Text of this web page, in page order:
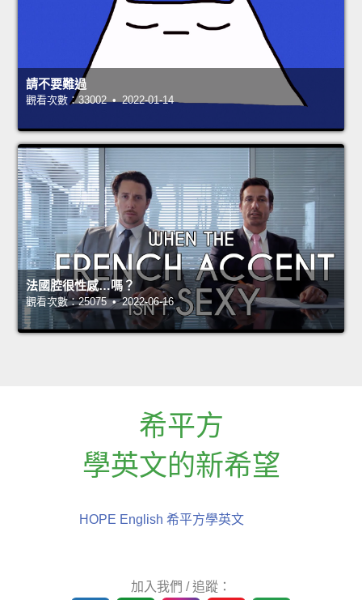
請不要難過
觀看次數：33002 • 2022-01-14
法國腔很性感…嗎？
觀看次數：25075 • 2022-06-16
希平方
學英文的新希望
HOPE English 希平方學英文
加入我們 / 追蹤：